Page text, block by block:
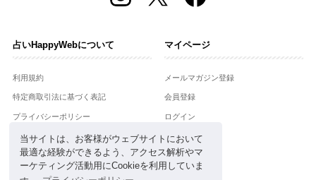
当サイトは、お客様がウェブサイトにおいて
最適な経験ができるよう、アクセス解析やマ
ーケティング活動用にCookieを利用していま
占いHappyWebについて
利用規約
特定商取引法に基づく表記
プライバシーポリシー
運営会社
お問合せ
マイページ
メールマガジン登録
会員登録
ログイン